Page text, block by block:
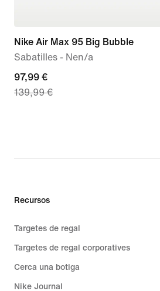
Nike Air Max 95 Big Bubble
Sabatilles - Nen/a
current
price
139,99 €
97,99 €
139,99 €
Recursos
Targetes de regal
Targetes de regal corporatives
Cerca una botiga
Nike Journal